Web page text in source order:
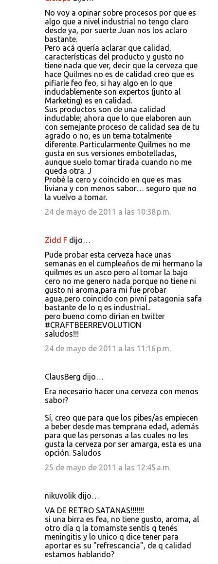
No voy a opinar sobre procesos por que es
algo que a nivel industrial no tengo claro
desde ya, por suerte Juan nos los aclaro
bastante.
Pero acá quería aclarar que calidad,
características del producto y gusto no
tiene nada que ver, decir que la cerveza que
hace Quilmes no es de calidad creo que es
pifiarle feo feo, si hay algo en lo que
indudablemente son expertos (junto al
Marketing) es en calidad.
Sus productos son de una calidad
indudable; ahora que lo que elaboren aun
con semejante proceso de calidad sea de tu
agrado o no, es un tema totalmente
diferente. Particularmente Quilmes no me
gusta en sus versiones embotelladas,
aunque suelo tomar tirada cuando no me
queda otra. J
Probé la cero y coincido en que es mas
liviana y con menos sabor… seguro que no
la vuelvo a tomar.
24 de mayo de 2011 a las 10:38 p.m.
Zidd F dijo…
Pude probar esta cerveza hace unas
semanas en el cumpleaños de mi hermano la
quilmes es un asco pero al tomar la bajo
cero no me genero nada porque no tiene ni
gusto ni aroma,para mi fue probar
agua,pero coincido con pivní patagonia safa
bastante de lo q es industrial..
pero bueno como dirian en twitter
#CRAFTBEERREVOLUTION
saludos!!!
24 de mayo de 2011 a las 11:16 p.m.
ClausBerg dijo…
Era necesario hacer una cerveza con menos
sabor?
Sí, creo que para que los pibes/as empiecen
a beber desde mas temprana edad, además
para que las personas a las cuales no les
gusta la cerveza por ser amarga, esta es una
opción. Saludos
25 de mayo de 2011 a las 12:45 a.m.
nikuvolik dijo…
VA DE RETRO SATANAS!!!!!!!
si una birra es fea, no tiene gusto, aroma, al
otro día q la tomamste sentís q tenés
meningitis y lo unico q dice tener para
aportar es su "refrescancia", de q calidad
estamos hablando?